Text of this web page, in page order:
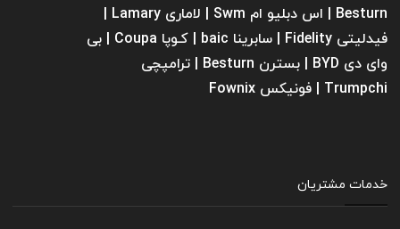
Besturn | اس دبلیو ام Swm | لاماری Lamary |
فیدلیتی Fidelity | سابرینا ‌baic | کـوپا Coupa | بی
وای دی BYD | بسترن Besturn | ترامپچی
Trumpchi | فونیکس Fownix
خدمات مشتریان